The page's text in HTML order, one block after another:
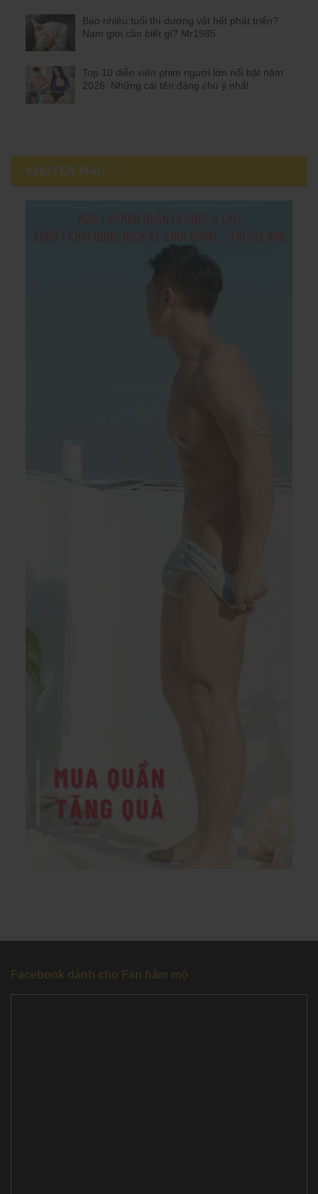
Bao nhiêu tuổi thì dương vật hết phát triển?
Nam giới cần biết gì? Mr1985
Top 10 diễn viên phim người lớn nổi bật năm
2026: Những cái tên đáng chú ý nhất
KHUYẾN MÃI:
Facebook dành cho Fan hâm mộ